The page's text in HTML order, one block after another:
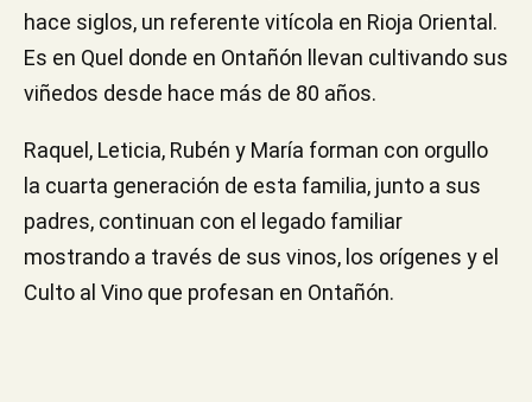
hace siglos, un referente vitícola en Rioja Oriental.
Es en Quel donde en Ontañón llevan cultivando sus
viñedos desde hace más de 80 años.
Raquel, Leticia, Rubén y María forman con orgullo
la cuarta generación de esta familia, junto a sus
padres, continuan con el legado familiar
mostrando a través de sus vinos, los orígenes y el
Culto al Vino que profesan en Ontañón.